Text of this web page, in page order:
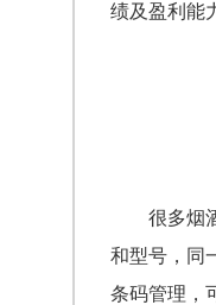
绩及盈利能
很多烟
和型号，同
条码管理，